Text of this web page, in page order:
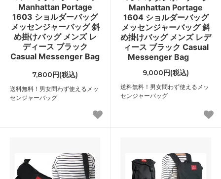
Manhattan Portage
1603 ショルダーバッグ
メッセンジャーバッグ 斜
め掛けバッグ メンズ レ
ディース ブラック
Casual Messenger Bag
7,800円(税込)
送料無料！男女問わず使えるメッ
センジャーバッグ
Manhattan Portage
1604 ショルダーバッグ
メッセンジャーバッグ 斜
め掛けバッグ メンズ レデ
ィース ブラック Casual
Messenger Bag
9,000円(税込)
送料無料！男女問わず使えるメッ
センジャーバッグ